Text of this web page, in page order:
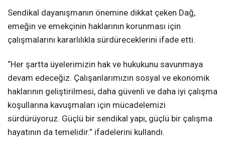
Sendikal dayanışmanın önemine dikkat çeken Dağ,
emeğin ve emekçinin haklarının korunması için
çalışmalarını kararlılıkla sürdüreceklerini ifade etti.
“Her şartta üyelerimizin hak ve hukukunu savunmaya
devam edeceğiz. Çalışanlarımızın sosyal ve ekonomik
haklarının geliştirilmesi, daha güvenli ve daha iyi çalışma
koşullarına kavuşmaları için mücadelemizi
sürdürüyoruz. Güçlü bir sendikal yapı, güçlü bir çalışma
hayatının da temelidir.” ifadelerini kullandı.